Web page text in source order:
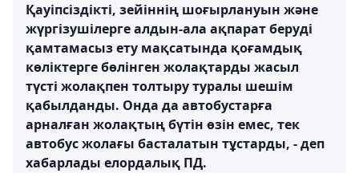
Қауіпсіздікті, зейіннің шоғырлануын және
жүргізушілерге алдын-ала ақпарат беруді
қамтамасыз ету мақсатында қоғамдық
көліктерге бөлінген жолақтарды жасыл
түсті жолақпен толтыру туралы шешім
қабылданды. Онда да автобустарға
арналған жолақтың бүтін өзін емес, тек
автобус жолағы басталатын тұстарды, - деп
хабарлады елордалық ПД.